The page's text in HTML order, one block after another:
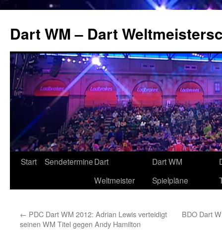
springen
Dart WM – Dart
Start SendetermineDart
Weltmeister
Dart WM
Spielpläne
← PDC Dart WM 2012: Adrian Lewis verteidigt
seinen WM Titel gegen Andy Hamilton
BDO Dart